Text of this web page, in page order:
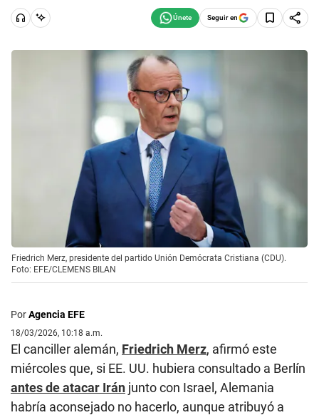
Seguir en
Friedrich Merz, presidente del partido Unión Demócrata Cristiana (CDU).
Foto: EFE/CLEMENS BILAN
PorAgencia EFE
18/03/2026, 10:18 a.m.
El canciller alemán, Friedrich Merz, afirmó este
miércoles que, si EE. UU. hubiera consultado a Berlín
antes de atacar Irán junto con Israel, Alemania
habría aconsejado no hacerlo, aunque atribuyó a